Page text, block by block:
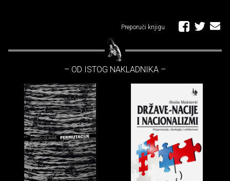
Preporuči knjigu
– OD ISTOG NAKLADNIKA –